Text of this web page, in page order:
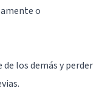
o
los demás y perder